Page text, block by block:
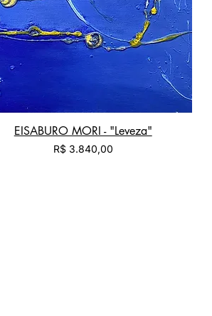
EISABURO MORI - "Leveza"
Preço
R$ 3.840,00